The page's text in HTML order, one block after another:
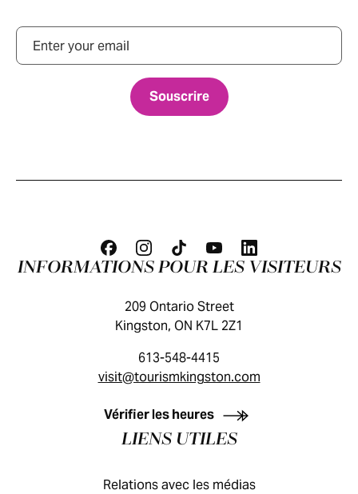
Courriel
GUIDE DES VISITEURS
INFORMATIONS POUR LES VISITEURS
209 Ontario Street
Kingston, ON K7L 2Z1
613-548-4415
visit@tourismkingston.com
Vérifier les heures
LIENS UTILES
Relations avec les médias